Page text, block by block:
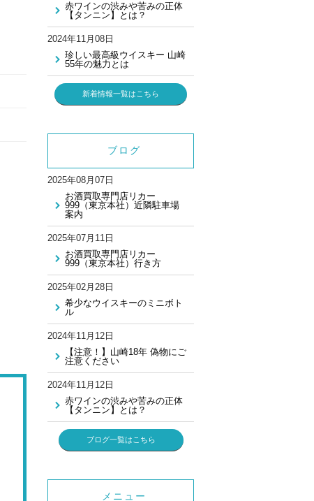
赤ワインの渋みや苦みの正体
【タンニン】とは？
2024年11月08日
珍しい最高級ウイスキー 山崎
55年の魅力とは
新着情報一覧はこちら
ブログ
2025年08月07日
お酒買取専門店リカー
999（東京本社）近隣駐車場
案内
2025年07月11日
お酒買取専門店リカー
999（東京本社）行き方
2025年02月28日
希少なウイスキーのミニボト
ル
2024年11月12日
【注意！】山崎18年 偽物にご
注意ください
2024年11月12日
赤ワインの渋みや苦みの正体
【タンニン】とは？
ブログ一覧はこちら
メニュー